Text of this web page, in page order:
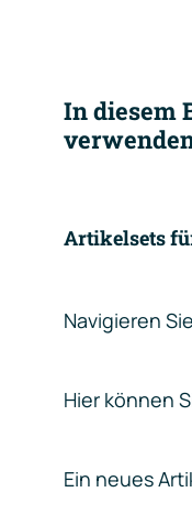
In diesem
Artikelsets
Navigieren
Hier können
Ein neues